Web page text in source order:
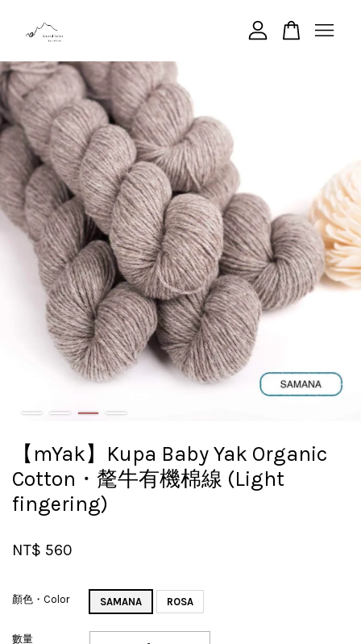
【mYak】Kupa Baby Yak Organic
Cotton・氂牛有機棉線 (Light
fingering)
NT$ 560
顏色・Color SAMANA ROSA
數量
您的購物車目前還是空的。
繼續購物